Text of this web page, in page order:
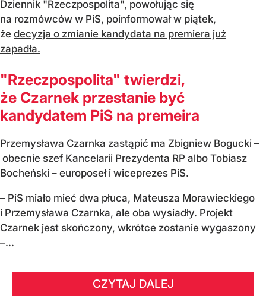
Dziennik "Rzeczpospolita", powołując się
na rozmówców w PiS, poinformował w piątek,
że decyzja o zmianie kandydata na premiera już
zapadła.
"Rzeczpospolita" twierdzi,
że Czarnek przestanie być
kandydatem PiS na premeira
Przemysława Czarnka zastąpić ma Zbigniew Bogucki –
obecnie szef Kancelarii Prezydenta RP albo Tobiasz
Bocheński – europoseł i wiceprezes PiS.
– PiS miało mieć dwa płuca, Mateusza Morawieckiego
i Przemysława Czarnka, ale oba wysiadły. Projekt
Czarnek jest skończony, wkrótce zostanie wygaszony
–...
CZYTAJ DALEJ